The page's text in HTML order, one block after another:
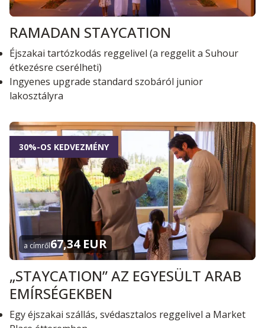
RAMADAN STAYCATION
Éjszakai tartózkodás reggelivel (a reggelit a Suhour
étkezésre cserélheti)
Ingyenes upgrade standard szobáról junior
lakosztályra
30%-OS KEDVEZMÉNY
a címről67,34 EUR
„STAYCATION” AZ EGYESÜLT ARAB
EMÍRSÉGEKBEN
Egy éjszakai szállás, svédasztalos reggelivel a Market